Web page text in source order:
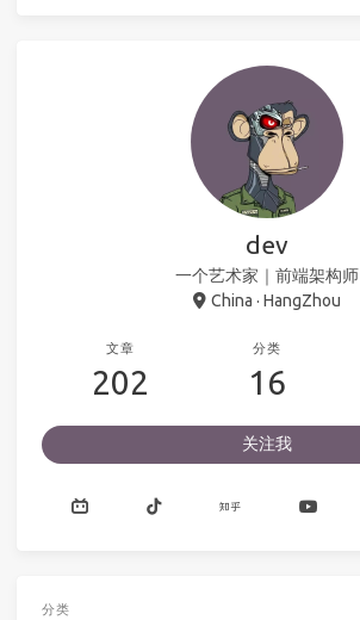
dev
一个艺术家｜前端架构师
China · HangZhou
文章
202
分类
16
关注我
分类